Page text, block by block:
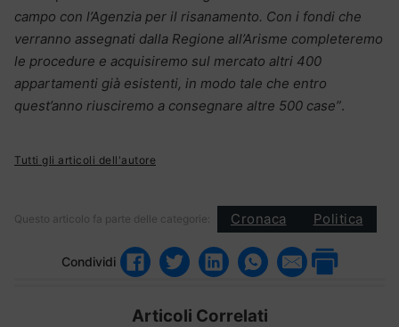
campo con l’Agenzia per il risanamento. Con i fondi che
verranno assegnati dalla Regione all’Arisme completeremo
le procedure e acquisiremo sul mercato altri 400
appartamenti già esistenti, in modo tale che entro
quest’anno riusciremo a consegnare altre 500 case”.
Tutti gli articoli dell'autore
Questo articolo fa parte delle categorie: Cronaca Politica
Condividi
Articoli Correlati